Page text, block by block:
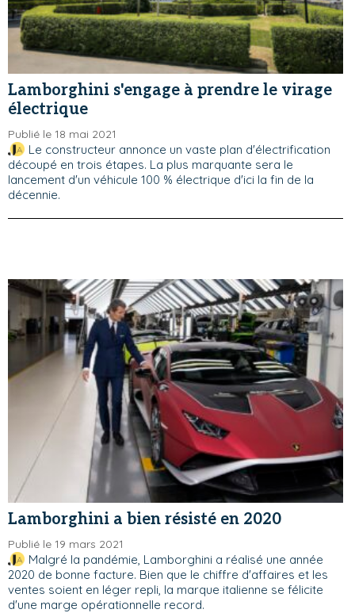
Lamborghini s'engage à prendre le virage
électrique
Publié le 18 mai 2021
Le constructeur annonce un vaste plan d'électrification
découpé en trois étapes. La plus marquante sera le
lancement d'un véhicule 100 % électrique d'ici la fin de la
décennie.
Lamborghini a bien résisté en 2020
Publié le 19 mars 2021
Malgré la pandémie, Lamborghini a réalisé une année
2020 de bonne facture. Bien que le chiffre d'affaires et les
ventes soient en léger repli, la marque italienne se félicite
d'une marge opérationnelle record.